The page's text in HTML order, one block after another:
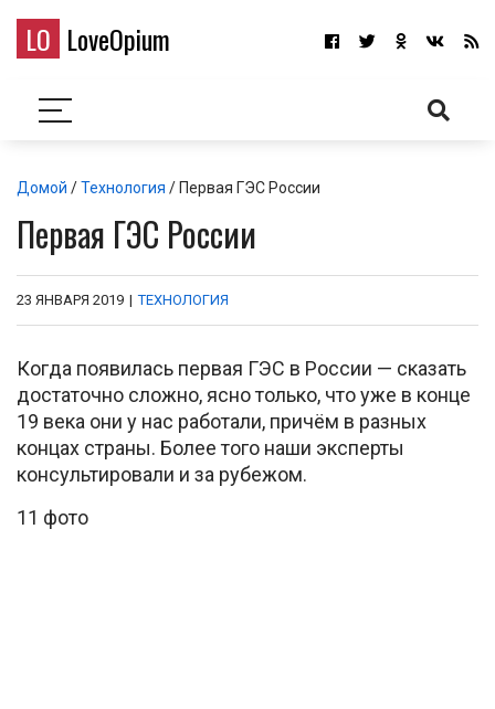
LO LoveOpium
Домой /Технология / Первая ГЭС России
Первая ГЭС России
23 ЯНВАРЯ 2019 | ТЕХНОЛОГИЯ
Когда появилась первая ГЭС в России — сказать
достаточно сложно, ясно только, что уже в конце
19 века они у нас работали, причём в разных
концах страны. Более того наши эксперты
консультировали и за рубежом.
11 фото